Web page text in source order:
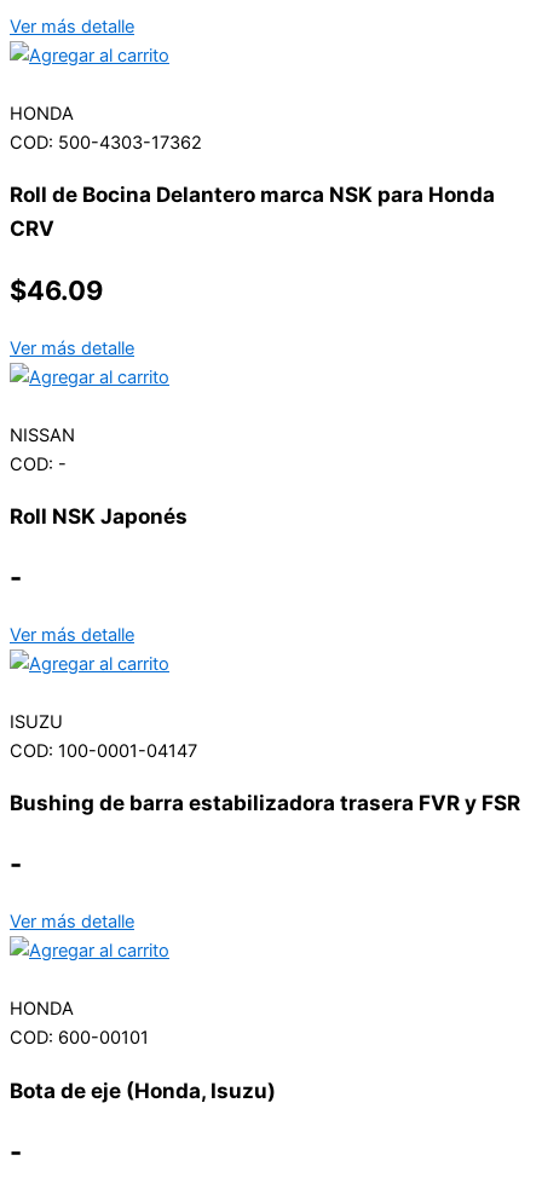
Ver más detalle
HONDA
COD: 500-4303-17362
Roll de Bocina Delantero marca NSK para Honda
CRV
$46.09
Ver más detalle
NISSAN
COD: -
Roll NSK Japonés
-
Ver más detalle
ISUZU
COD: 100-0001-04147
Bushing de barra estabilizadora trasera FVR y FSR
-
Ver más detalle
HONDA
COD: 600-00101
Bota de eje (Honda, Isuzu)
-